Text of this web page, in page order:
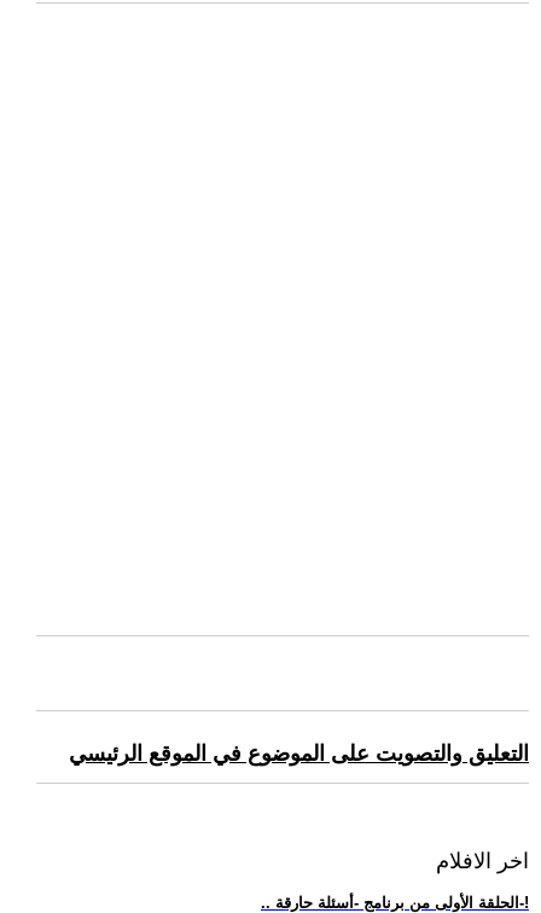
التعليق والتصويت على الموضوع في الموقع الرئيسي
اخر الافلام
.. الحلقة الأولى من برنامج -أسئلة حارقة-!